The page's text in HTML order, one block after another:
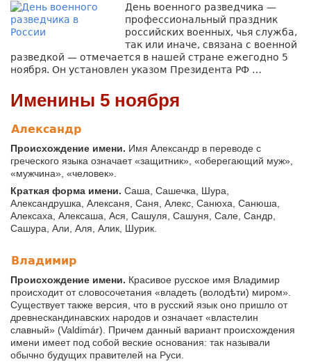
День военного разведчика —
профессиональный праздник
российских военных, чья служба,
так или иначе, связана с военной
разведкой — отмечается в нашей стране ежегодно 5
ноября. Он установлен указом Президента РФ …
Именины 5 ноября
Александр
Происхождение имени. Имя Александр в переводе с
греческого языка означает «защитник», «оберегающий муж»,
«мужчина», «человек».
Краткая форма имени. Саша, Сашечка, Шура,
Александрушка, Алексаня, Саня, Алекс, Санюха, Санюша,
Алексаха, Алексаша, Ася, Сашуля, Сашуня, Сале, Сандр,
Сашура, Али, Аля, Алик, Шурик.
Владимир
Происхождение имени. Красивое русское имя Владимир
происходит от словосочетания «владеть (володѣти) миром».
Существует также версия, что в русский язык оно пришло от
древнескандинавских народов и означает «властелин
славный» (Valdimár). Причем данный вариант происхождения
имени имеет под собой веские основания: так называли
обычно будущих правителей на Руси.